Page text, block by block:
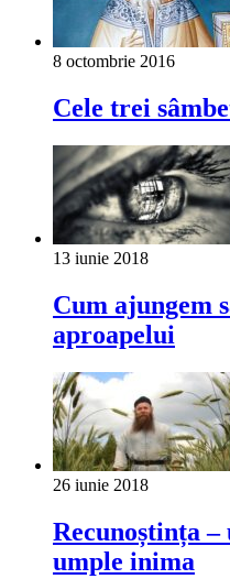
8 octombrie 2016
Cele trei
13 iunie 2018
Cum ajungem
aproapelui
26 iunie 2018
Recunoștința
umple inima